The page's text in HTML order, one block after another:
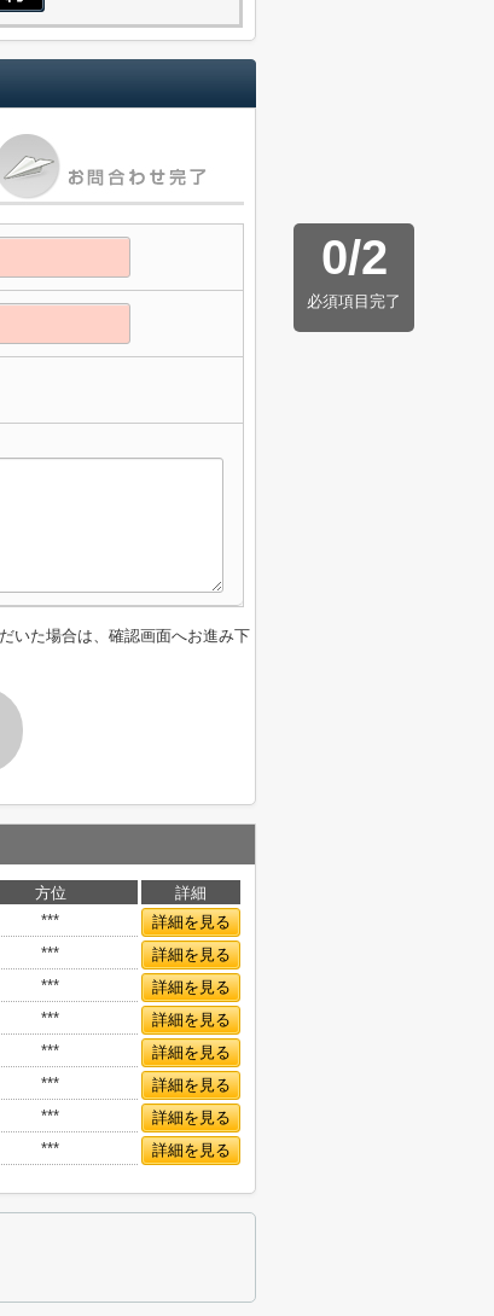
0/2
必須項目完了
いた場合は、確認画面へお進み下
方位
詳細
***
詳細を見る
***
詳細を見る
***
詳細を見る
***
詳細を見る
***
詳細を見る
***
詳細を見る
***
詳細を見る
*** 詳細を見る